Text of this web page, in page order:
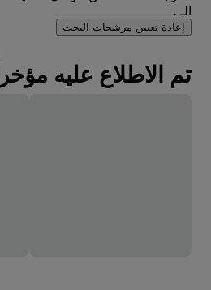
الـ .
إعادة تعيين مرشحات البحث
تم الاطلاع عليه مؤخراً